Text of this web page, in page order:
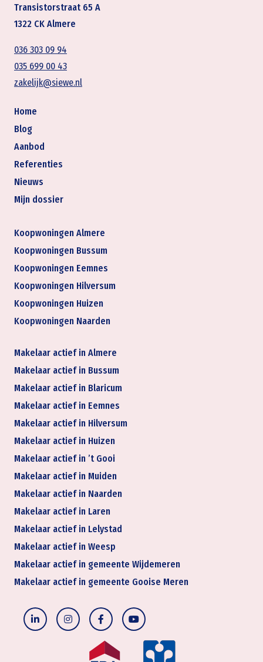
Transistorstraat 65 A
1322 CK Almere
036 303 09 94
035 699 00 43
zakelijk@siewe.nl
Home
Blog
Aanbod
Referenties
Nieuws
Mijn dossier
Koopwoningen Almere
Koopwoningen Bussum
Koopwoningen Eemnes
Koopwoningen Hilversum
Koopwoningen Huizen
Koopwoningen Naarden
Makelaar actief in Almere
Makelaar actief in Bussum
Makelaar actief in Blaricum
Makelaar actief in Eemnes
Makelaar actief in Hilversum
Makelaar actief in Huizen
Makelaar actief in ’t Gooi
Makelaar actief in Muiden
Makelaar actief in Naarden
Makelaar actief in Laren
Makelaar actief in Lelystad
Makelaar actief in Weesp
Makelaar actief in gemeente Wijdemeren
Makelaar actief in gemeente Gooise Meren